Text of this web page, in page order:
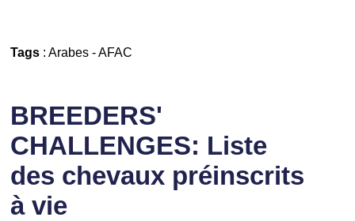
Tags: Arabes-AFAC
BREEDERS'
CHALLENGES: Liste
des chevaux préinscrits
à vie